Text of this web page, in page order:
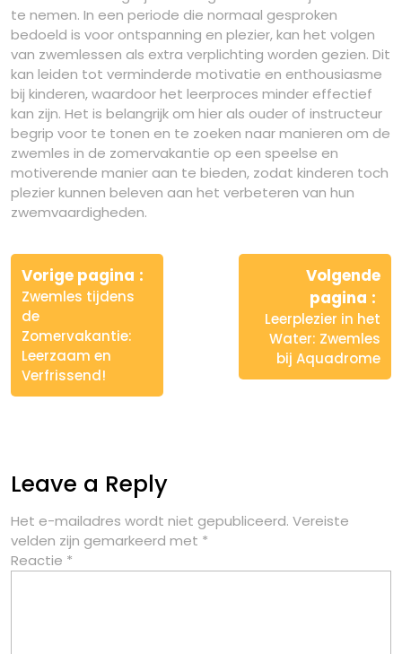
te nemen. In een periode die normaal gesproken
bedoeld is voor ontspanning en plezier, kan het volgen
van zwemlessen als extra verplichting worden gezien. Dit
kan leiden tot verminderde motivatie en enthousiasme
bij kinderen, waardoor het leerproces minder effectief
kan zijn. Het is belangrijk om hier als ouder of instructeur
begrip voor te tonen en te zoeken naar manieren om de
zwemles in de zomervakantie op een speelse en
motiverende manier aan te bieden, zodat kinderen toch
plezier kunnen beleven aan het verbeteren van hun
zwemvaardigheden.
Berichtnavigatie
Vorige pagina
Zwemles tijdens
de
Zomervakantie:
Leerzaam en
Verfrissend!
Volgende
pagina
Leerplezier in het
Water: Zwemles
bij Aquadrome
Leave a Reply
Het e-mailadres wordt niet gepubliceerd. Vereiste
velden zijn gemarkeerd met *
Reactie *